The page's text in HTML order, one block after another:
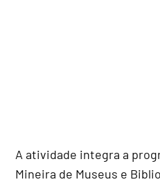
A atividade integra a
Mineira de Museus e